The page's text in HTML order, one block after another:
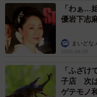
「わぁ…
優岩下志
まいどな
2026.08.05
「ふざ
子店 次
ゲテモノ